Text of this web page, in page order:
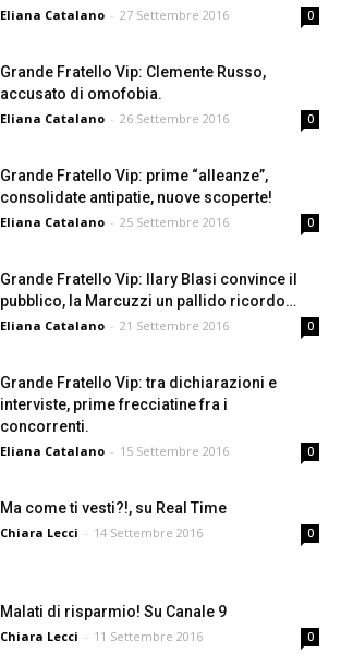
Eliana Catalano - 27 Settembre 2016 0
Grande Fratello Vip: Clemente Russo,
accusato di omofobia.
Eliana Catalano - 26 Settembre 2016 0
Grande Fratello Vip: prime “alleanze”,
consolidate antipatie, nuove scoperte!
Eliana Catalano - 25 Settembre 2016 0
Grande Fratello Vip: Ilary Blasi convince il
pubblico, la Marcuzzi un pallido ricordo…
Eliana Catalano - 21 Settembre 2016 0
Grande Fratello Vip: tra dichiarazioni e
interviste, prime frecciatine fra i
concorrenti.
Eliana Catalano - 15 Settembre 2016 0
Ma come ti vesti?!, su Real Time
Chiara Lecci - 14 Settembre 2016 0
Malati di risparmio! Su Canale 9
Chiara Lecci - 11 Settembre 2016 0